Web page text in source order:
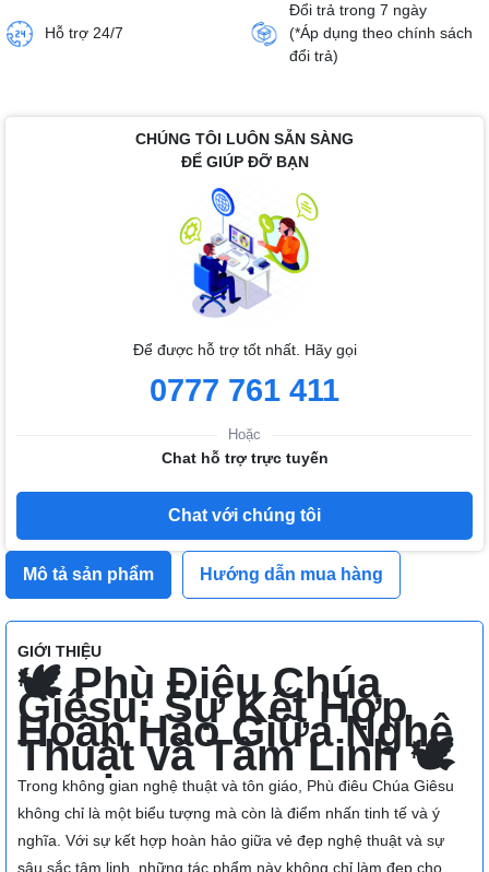
Hỗ trợ 24/7
Đổi trả trong 7 ngày
(*Áp dụng theo chính sách
đổi trả)
CHÚNG TÔI LUÔN SẴN SÀNG
ĐỂ GIÚP ĐỠ BẠN
Để được hỗ trợ tốt nhất. Hãy gọi
0777 761 411
Hoặc
Chat hỗ trợ trực tuyến
Chat với chúng tôi
Mô tả sản phẩm Hướng dẫn mua hàng
GIỚI THIỆU
🕊️ Phù Điêu Chúa
Giêsu: Sự Kết Hợp
Hoàn Hảo Giữa Nghệ
Thuật và Tâm Linh 🕊️
Trong không gian nghệ thuật và tôn giáo, Phù điêu Chúa Giêsu
không chỉ là một biểu tượng mà còn là điểm nhấn tinh tế và ý
nghĩa. Với sự kết hợp hoàn hảo giữa vẻ đẹp nghệ thuật và sự
sâu sắc tâm linh, những tác phẩm này không chỉ làm đẹp cho